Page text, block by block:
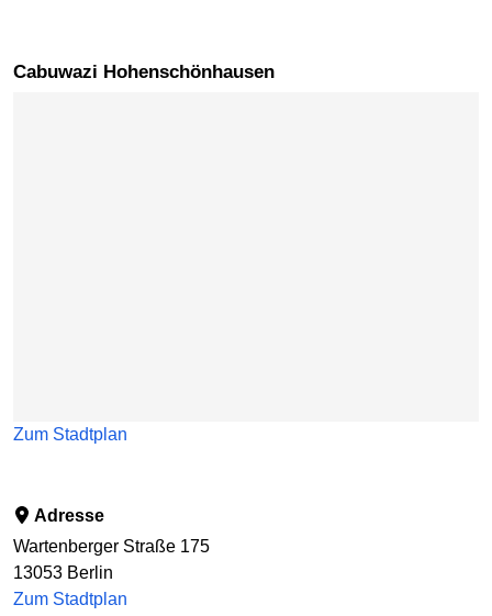
Cabuwazi Hohenschönhausen
Zum Stadtplan
Adresse
Wartenberger Straße 175
13053 Berlin
Zum Stadtplan